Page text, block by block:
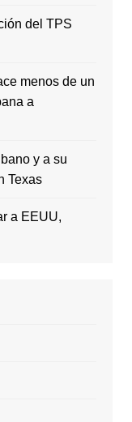
del TPS
menos de un
a
y a su
Texas
a EEUU,